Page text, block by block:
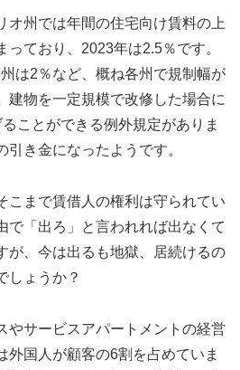
オ州では年間の住宅向け賃料の上
っており、2023年は2.5％です。
は2％など、概ね各州で規制幅が
建物を一定規模で改修した場合に
ことができる例外規定がありま
き金になったようです。
こまで賃借人の権利は守られてい
で「出ろ」と言われれば出なくて
が、今は出るも地獄、居続けるの
しょうか？
やサービスアパートメントの経営
外国人が顧客の6割を占めていま